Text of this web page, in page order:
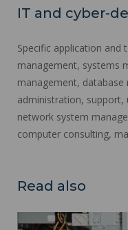
IT and cyber-
Specific application and
management, systems
management,
administration, support,
network system
computer consulting,
Read also
Industrial engineering,